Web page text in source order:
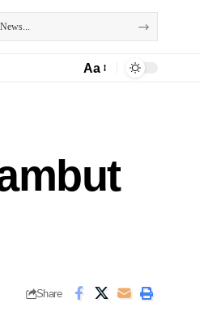
Aa
Share